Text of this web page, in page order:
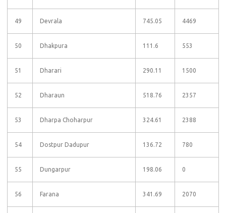
49 Devrala 745.05 4469
50 Dhakpura 111.6 553
51 Dharari 290.11 1500
52 Dharaun 518.76 2357
53 Dharpa Choharpur 324.61 2388
54 Dostpur Dadupur 136.72 780
55 Dungarpur 198.06 0
56 Farana 341.69 2070